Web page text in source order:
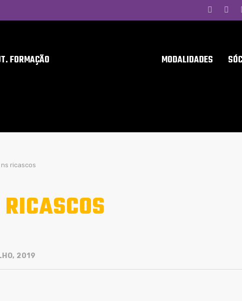
FORMAÇÃO MODALIDADES
ns ricascos
2019